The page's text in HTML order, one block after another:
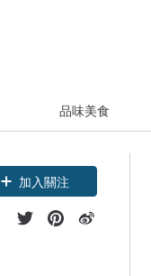
品味美食
加入關注